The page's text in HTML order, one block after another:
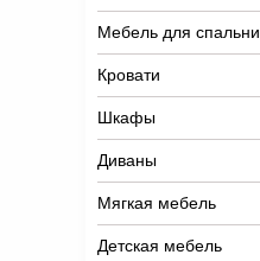
Мебель для спальни
Кровати
Шкафы
Диваны
Мягкая мебель
Детская мебель